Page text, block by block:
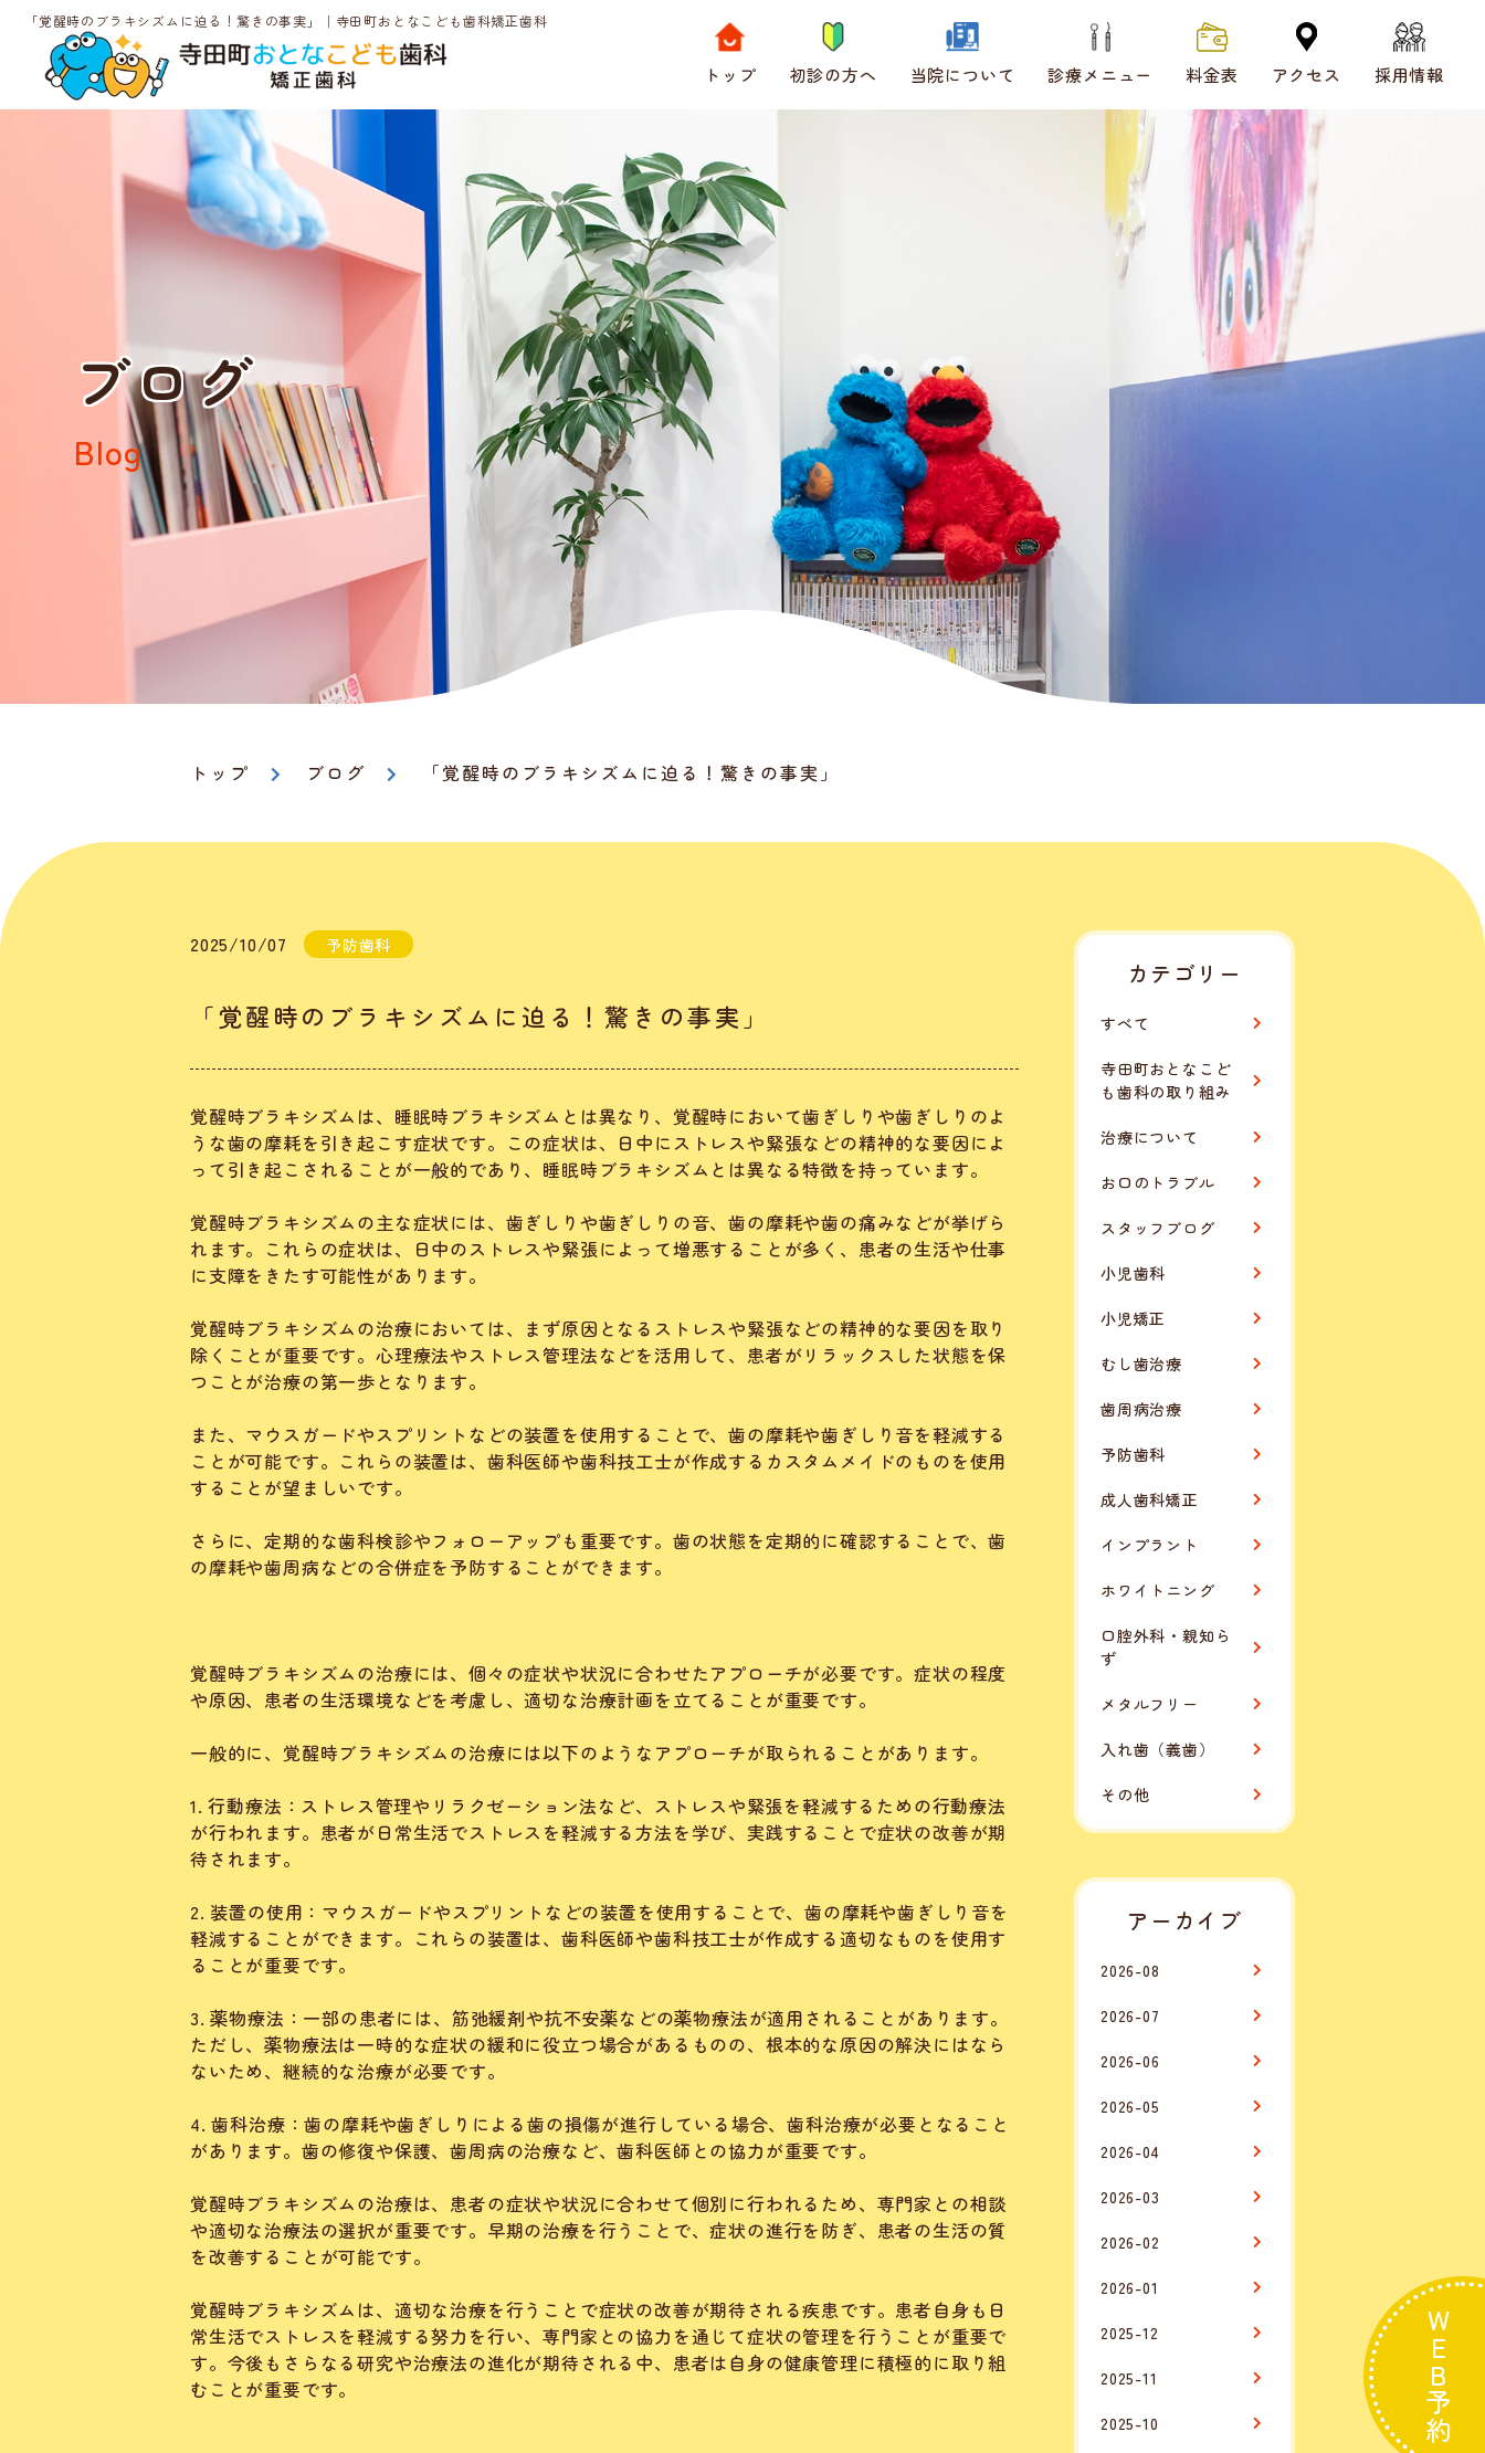
「覚醒時のブラキシズムに迫る！驚きの事実」｜寺田町おとなこども歯科矯正歯科
トップ 初診の方へ 当院について 診療メニュー 料金表 アクセス 採用情報
WEB予約
ブログ
Blog
トップ ブログ 「覚醒時のブラキシズムに迫る！驚きの事実」
2025/10/07 予防歯科
「覚醒時のブラキシズムに迫る！驚きの事実」
覚醒時ブラキシズムは、睡眠時ブラキシズムとは異なり、覚醒時において歯ぎしりや歯ぎしりのよ
うな歯の摩耗を引き起こす症状です。この症状は、日中にストレスや緊張などの精神的な要因によ
って引き起こされることが一般的であり、睡眠時ブラキシズムとは異なる特徴を持っています。
覚醒時ブラキシズムの主な症状には、歯ぎしりや歯ぎしりの音、歯の摩耗や歯の痛みなどが挙げら
れます。これらの症状は、日中のストレスや緊張によって増悪することが多く、患者の生活や仕事
に支障をきたす可能性があります。
覚醒時ブラキシズムの治療においては、まず原因となるストレスや緊張などの精神的な要因を取り
除くことが重要です。心理療法やストレス管理法などを活用して、患者がリラックスした状態を保
つことが治療の第一歩となります。
また、マウスガードやスプリントなどの装置を使用することで、歯の摩耗や歯ぎしり音を軽減する
ことが可能です。これらの装置は、歯科医師や歯科技工士が作成するカスタムメイドのものを使用
することが望ましいです。
さらに、定期的な歯科検診やフォローアップも重要です。歯の状態を定期的に確認することで、歯
の摩耗や歯周病などの合併症を予防することができます。
覚醒時ブラキシズムの治療には、個々の症状や状況に合わせたアプローチが必要です。症状の程度
や原因、患者の生活環境などを考慮し、適切な治療計画を立てることが重要です。
一般的に、覚醒時ブラキシズムの治療には以下のようなアプローチが取られることがあります。
1. 行動療法：ストレス管理やリラクゼーション法など、ストレスや緊張を軽減するための行動療法
が行われます。患者が日常生活でストレスを軽減する方法を学び、実践することで症状の改善が期
待されます。
2. 装置の使用：マウスガードやスプリントなどの装置を使用することで、歯の摩耗や歯ぎしり音を
軽減することができます。これらの装置は、歯科医師や歯科技工士が作成する適切なものを使用す
ることが重要です。
3. 薬物療法：一部の患者には、筋弛緩剤や抗不安薬などの薬物療法が適用されることがあります。
ただし、薬物療法は一時的な症状の緩和に役立つ場合があるものの、根本的な原因の解決にはなら
ないため、継続的な治療が必要です。
4. 歯科治療：歯の摩耗や歯ぎしりによる歯の損傷が進行している場合、歯科治療が必要となること
があります。歯の修復や保護、歯周病の治療など、歯科医師との協力が重要です。
覚醒時ブラキシズムの治療は、患者の症状や状況に合わせて個別に行われるため、専門家との相談
や適切な治療法の選択が重要です。早期の治療を行うことで、症状の進行を防ぎ、患者の生活の質
を改善することが可能です。
覚醒時ブラキシズムは、適切な治療を行うことで症状の改善が期待される疾患です。患者自身も日
常生活でストレスを軽減する努力を行い、専門家との協力を通じて症状の管理を行うことが重要で
す。今後もさらなる研究や治療法の進化が期待される中、患者は自身の健康管理に積極的に取り組
むことが重要です。
カテゴリー
すべて
寺田町おとなこど
も歯科の取り組み
治療について
お口のトラブル
スタッフブログ
小児歯科
小児矯正
むし歯治療
歯周病治療
予防歯科
成人歯科矯正
インプラント
ホワイトニング
口腔外科・親知ら
ず
メタルフリー
入れ歯（義歯）
その他
アーカイブ
2026-08
2026-07
2026-06
2026-05
2026-04
2026-03
2026-02
2026-01
2025-12
2025-11
2025-10